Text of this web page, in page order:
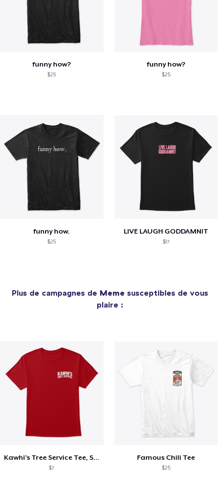
funny how?
$25
funny how?
$25
funny how.
$25
LIVE LAUGH GODDAMNIT
$17
Plus de campagnes de Meme susceptibles de vous
plaire :
Kawhi’s Tree Service Tee, Shirts, Mug
$7
Famous Chili Tee
$25